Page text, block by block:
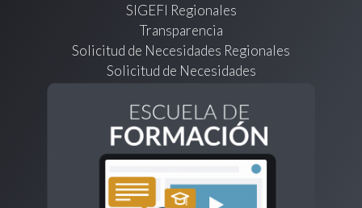
SIGEFI Regionales
Transparencia
Solicitud de Necesidades Regionales
Solicitud de Necesidades